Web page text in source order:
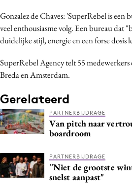
Influencer marketing
Interne communicatie
Media
Merkstrategie
PR
Programmatic
Purpose Marketing
Gonzalez de Chaves: 'SuperRebel is een
veel enthousiasme volg. Een bureau dat
duidelijke stijl, energie en een forse dosis
SuperRebel Agency telt 55 medewerkers
Breda en Amsterdam.
Gerelateerd
PARTNERBIJDRAGE
Van pitch naar
boardroom
PARTNERBIJDRAGE
''Niet de grootste
snelst aanpast"